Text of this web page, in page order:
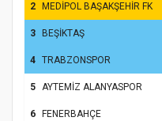
2 MEDİPOL BAŞAKŞEHİR FK
3 BEŞİKTAŞ
4 TRABZONSPOR
5 AYTEMİZ ALANYASPOR
6 FENERBAHÇE